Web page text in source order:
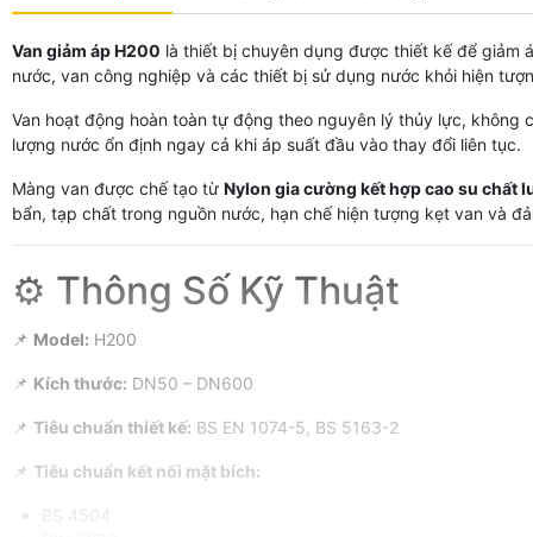
Van giảm áp H200 là thiết bị chuyên dụng được thiết kế để giảm
nước, van công nghiệp và các thiết bị sử dụng nước khỏi hiện
Van hoạt động hoàn toàn tự động theo nguyên lý thủy lực,
lượng nước ổn định ngay cả khi áp suất đầu vào thay đổi liên tục.
Màng van được chế tạo từ Nylon gia cường kết hợp cao su chất
bẩn, tạp chất trong nguồn nước, hạn chế hiện tượng kẹt van và
⚙️ Thông Số Kỹ Thuật
📌 Model: H200
📌 Kích thước: DN50 – DN600
📌 Tiêu chuẩn thiết kế: BS EN 1074-5, BS 5163-2
📌 Tiêu chuẩn kết nối mặt bích:
BS 4504